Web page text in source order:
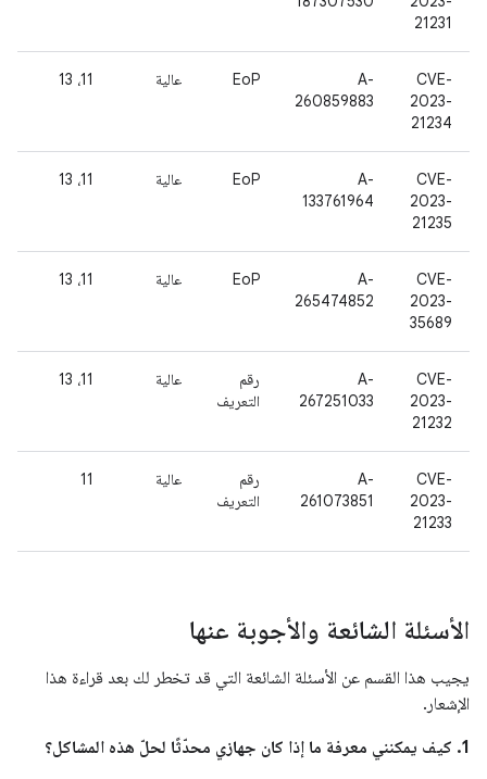
21231
CVE-
2023-
21234
A-
260859883
EoP عالية 11، 13
CVE-
2023-
21235
A-
133761964
EoP عالية 11، 13
CVE-
2023-
35689
A-
265474852
EoP عالية 11، 13
CVE-
2023-
21232
A-
267251033
رقم
التعريف
عالية 11، 13
CVE-
2023-
21233
A-
261073851
رقم
التعريف
عالية 11
الأسئلة الشائعة والأجوبة عنها
يجيب هذا القسم عن الأسئلة الشائعة التي قد تخطر لك بعد قراءة هذا
الإشعار.
1. كيف يمكنني معرفة ما إذا كان جهازي محدّثًا لحلّ هذه المشاكل؟